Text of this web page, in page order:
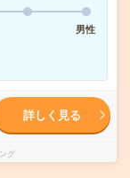
男性
詳しく見る
グ